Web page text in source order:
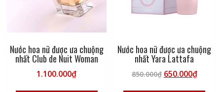
Nước hoa nữ được ưa chuộng
nhất Club de Nuit Woman
1.100.000₫
Nước hoa nữ được ưa chuộng
nhất Yara Lattafa
850.000₫ Giá
650.000₫Giá